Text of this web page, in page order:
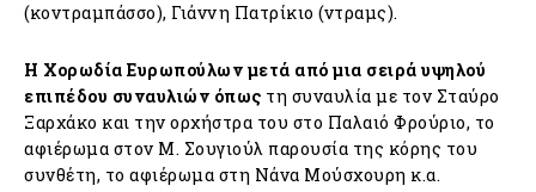
(κοντραμπάσσο), Γιάννη Πατρίκιο (ντραμς).
Η Χορωδία Ευρωπούλων μετά από μια σειρά υψηλού
επιπέδου συναυλιών όπως τη συναυλία με τον Σταύρο
Ξαρχάκο και την ορχήστρα του στο Παλαιό Φρούριο, το
αφιέρωμα στον Μ. Σουγιούλ παρουσία της κόρης του
συνθέτη, το αφιέρωμα στη Νάνα Μούσχουρη κ.α.